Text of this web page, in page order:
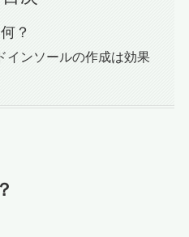
？
インソールの作成は効果